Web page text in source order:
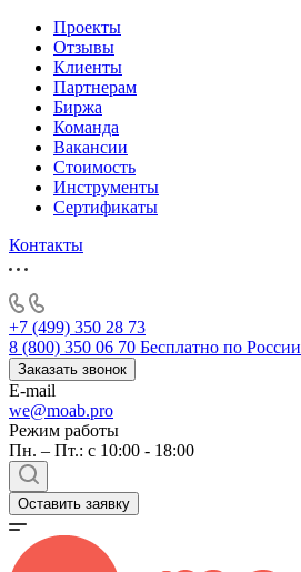
Проекты
Отзывы
Клиенты
Партнерам
Биржа
Команда
Вакансии
Стоимость
Инструменты
Сертификаты
Контакты
+7 (499) 350 28 73
8 (800) 350 06 70 Бесплатно по России
Заказать звонок
E-mail
we@moab.pro
Режим работы
Пн. – Пт.: с 10:00 - 18:00
Оставить заявку